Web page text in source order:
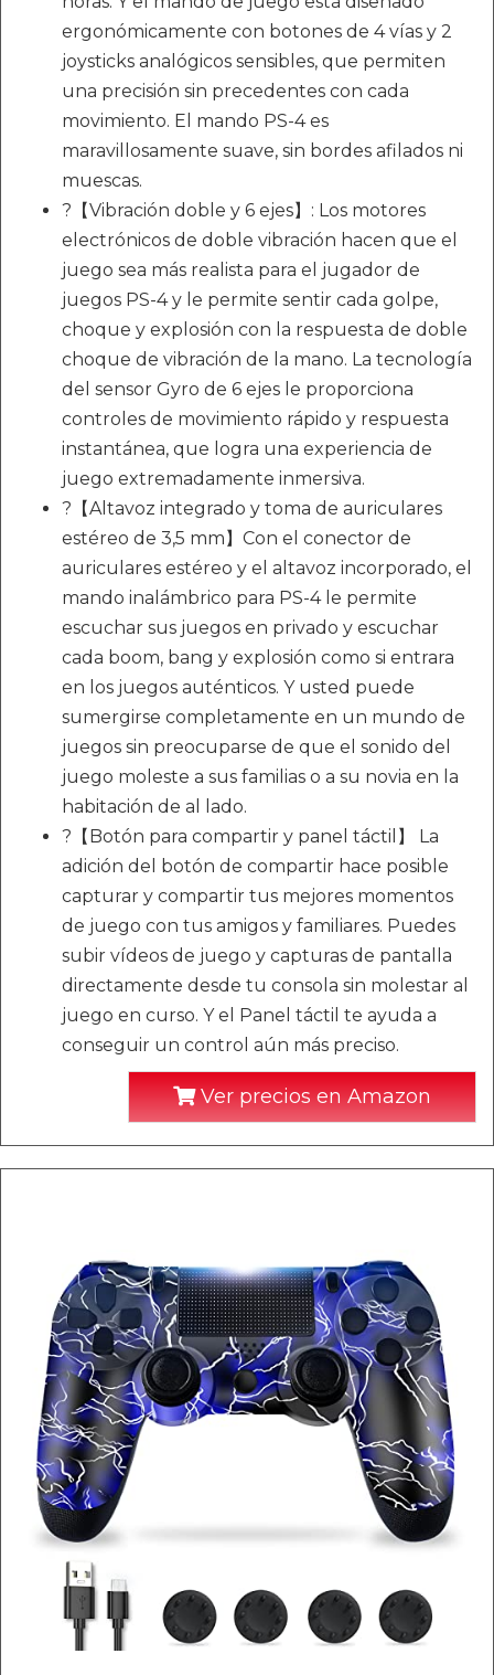
ergonómicamente con botones de 4 vías y 2
joysticks analógicos sensibles, que permiten
una precisión sin precedentes con cada
movimiento. El mando PS-4 es
maravillosamente suave, sin bordes afilados ni
muescas.
?【Vibración doble y 6 ejes】: Los motores
electrónicos de doble vibración hacen que el
juego sea más realista para el jugador de
juegos PS-4 y le permite sentir cada golpe,
choque y explosión con la respuesta de doble
choque de vibración de la mano. La tecnología
del sensor Gyro de 6 ejes le proporciona
controles de movimiento rápido y respuesta
instantánea, que logra una experiencia de
juego extremadamente inmersiva.
?【Altavoz integrado y toma de auriculares
estéreo de 3,5 mm】Con el conector de
auriculares estéreo y el altavoz incorporado, el
mando inalámbrico para PS-4 le permite
escuchar sus juegos en privado y escuchar
cada boom, bang y explosión como si entrara
en los juegos auténticos. Y usted puede
sumergirse completamente en un mundo de
juegos sin preocuparse de que el sonido del
juego moleste a sus familias o a su novia en la
habitación de al lado.
?【Botón para compartir y panel táctil】 La
adición del botón de compartir hace posible
capturar y compartir tus mejores momentos
de juego con tus amigos y familiares. Puedes
subir vídeos de juego y capturas de pantalla
directamente desde tu consola sin molestar al
juego en curso. Y el Panel táctil te ayuda a
conseguir un control aún más preciso.
Ver precios en Amazon